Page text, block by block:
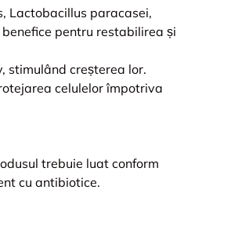
Lactobacillus paracasei,
pentru restabilirea și
stimulând creșterea lor.
celulelor împotriva
trebuie luat conform
cu antibiotice.